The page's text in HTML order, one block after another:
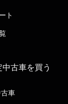
ト
古車を買う
車